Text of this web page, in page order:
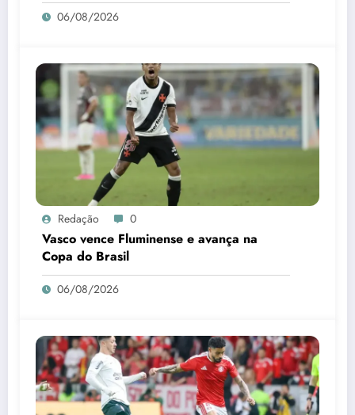
06/08/2026
Redação 0
Vasco vence Fluminense e avança na
Copa do Brasil
06/08/2026